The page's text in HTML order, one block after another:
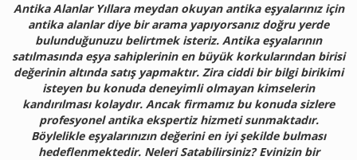
Antika Alanlar Yıllara meydan okuyan antika eşyalarınız için
antika alanlar diye bir arama yapıyorsanız doğru yerde
bulunduğunuzu belirtmek isteriz. Antika eşyalarının
satılmasında eşya sahiplerinin en büyük korkularından birisi
değerinin altında satış yapmaktır. Zira ciddi bir bilgi birikimi
isteyen bu konuda deneyimli olmayan kimselerin
kandırılması kolaydır. Ancak firmamız bu konuda sizlere
profesyonel antika ekspertiz hizmeti sunmaktadır.
Böylelikle eşyalarınızın değerini en iyi şekilde bulması
hedeflenmektedir. Neleri Satabilirsiniz? Evinizin bir